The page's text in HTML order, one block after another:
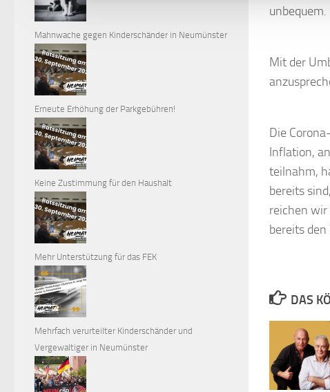
unbequem.
Mit der
Die
Inflation,
teilnahm,
bereits
reichen wir
bereits den
DAS
Mahnwache gegen Kinderschänder in Neumünster
Erneute Erhöhung der Parkgebühren!
Keine Zustimmung für den Haushalt
Mehr Unterstützung für das FEK
Mehrfach verurteilter Kinderschänder und
Vergewaltiger in Neumünster